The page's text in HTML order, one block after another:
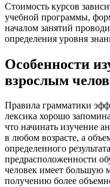
Стоимость курсов
учебной программы,
началом занятий
определения уровня
Особенности
взрослым
Правила грамматики
лексика хорошо
что начинать изучение
в любом возрасте, а
определенного
предрасположенности
человек имеет большую
получению более